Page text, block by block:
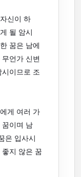
신이 하
될 암시
꿈은 남에
언가 신변
이므로 조
게 여러 가
이며 남
은 입사시
지 않은 꿈